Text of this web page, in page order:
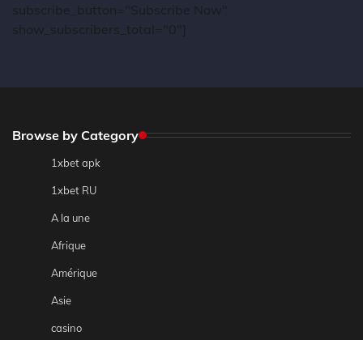
subscribe_button="Subscribe Now"
show_subscribers_total="0"]
Browse by Category
1xbet apk
1xbet RU
A la une
Afrique
Amérique
Asie
casino